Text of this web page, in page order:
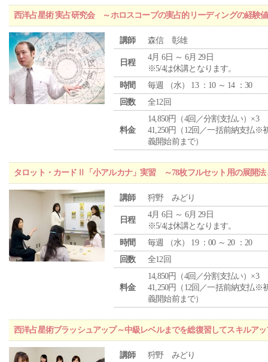
西洋占星術 実占研究会 ～ホロスコープの実占的リーディングの経験
講師 森信 彰雄
日程
4月 6日 ～ 6月 29日
※5/4は休講となります。
時間
毎週 （水） 13 ：10 ～ 14 ：30
回数
全12回
料金
14,850円（4回／分割支払い）×3
41,250円（12回／一括前納支払※
義開始前まで）
タロット・カードⅡ「小アルカナ」実習 ～78枚フルセット用の展開法
講師 狩野 みどり
日程
4月 6日 ～ 6月 29日
※5/4は休講となります。
時間
毎週 （水） 19 ：00 ～ 20 ：20
回数
全12回
料金
14,850円（4回／分割支払い）×3
41,250円（12回／一括前納支払※
義開始前まで）
西洋占星術ブラッシュアップ～中級レベルまでを総復習してスキルア
講師 狩野 みどり